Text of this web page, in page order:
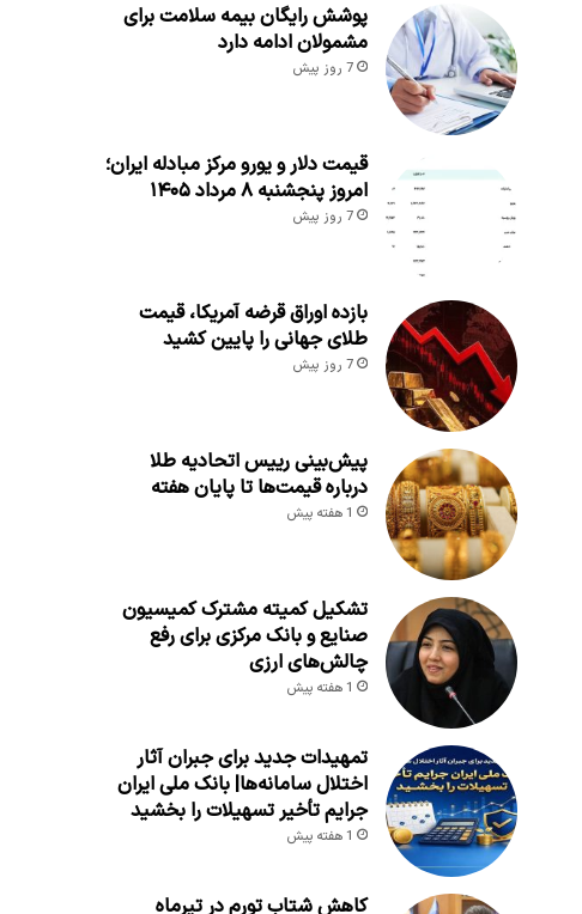
پوشش رایگان بیمه سلامت برای
مشمولان ادامه دارد
7 روز پیش
قیمت دلار و یورو مرکز مبادله ایران؛
امروز پنجشنبه ۸ مرداد ۱۴۰۵
7 روز پیش
بازده اوراق قرضه آمریکا، قیمت
طلای جهانی را پایین کشید
7 روز پیش
پیش‌بینی رییس اتحادیه طلا
درباره قیمت‌ها تا پایان هفته
1 هفته پیش
تشکیل کمیته مشترک کمیسیون
صنایع و بانک مرکزی برای رفع
چالش‌های ارزی
1 هفته پیش
تمهیدات جدید برای جبران آثار
اختلال سامانه‌ها| بانک ملی ایران
جرایم تأخیر تسهیلات را بخشید
1 هفته پیش
کاهش شتاب تورم در تیرماه